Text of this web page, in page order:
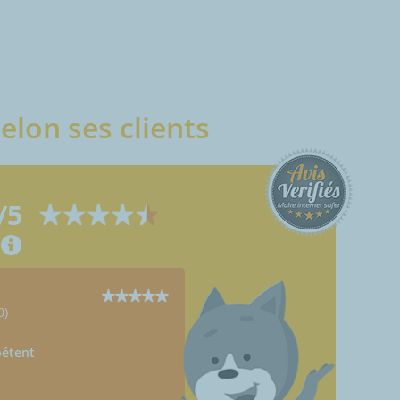
ses clients
Anonymous
Perles-Et-Castelet (09110)
Toujours à la bonne heure.